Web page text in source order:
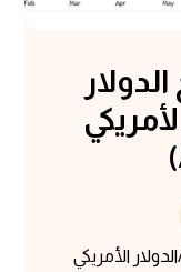
الأمريكي